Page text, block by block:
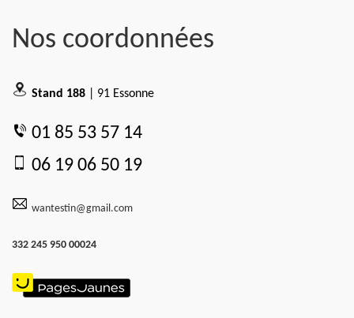
Nos coordonnées
Stand 188 | 91 Essonne
01 85 53 57 14
06 19 06 50 19
wantestin@gmail.com
332 245 950 00024